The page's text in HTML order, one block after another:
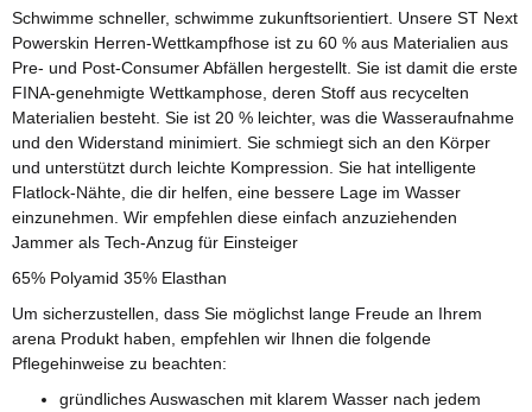
Schwimme schneller, schwimme zukunftsorientiert. Unsere ST Next
Powerskin Herren-Wettkampfhose ist zu 60 % aus Materialien aus
Pre- und Post-Consumer Abfällen hergestellt. Sie ist damit die erste
FINA-genehmigte Wettkamphose, deren Stoff aus recycelten
Materialien besteht. Sie ist 20 % leichter, was die Wasseraufnahme
und den Widerstand minimiert. Sie schmiegt sich an den Körper
und unterstützt durch leichte Kompression. Sie hat intelligente
Flatlock-Nähte, die dir helfen, eine bessere Lage im Wasser
einzunehmen. Wir empfehlen diese einfach anzuziehenden
Jammer als Tech-Anzug für Einsteiger
65% Polyamid 35% Elasthan
Um sicherzustellen, dass Sie möglichst lange Freude an Ihrem
arena Produkt haben, empfehlen wir Ihnen die folgende
Pflegehinweise zu beachten:
gründliches Auswaschen mit klarem Wasser nach jedem